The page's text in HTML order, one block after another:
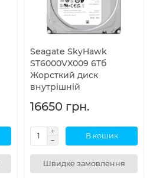
Seagate SkyHawk
ST6000VX009 6Тб
Жорсткий диск
внутрішній
16650 грн.
В кошик
Швидке замовлення